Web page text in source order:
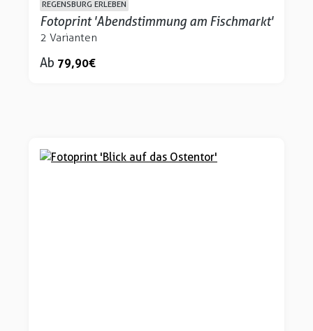
REGENSBURG ERLEBEN
Fotoprint 'Abendstimmung am Fischmarkt'
2 Varianten
Ab 79,90 €